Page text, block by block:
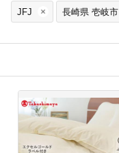
JFJ 長崎県 壱岐市